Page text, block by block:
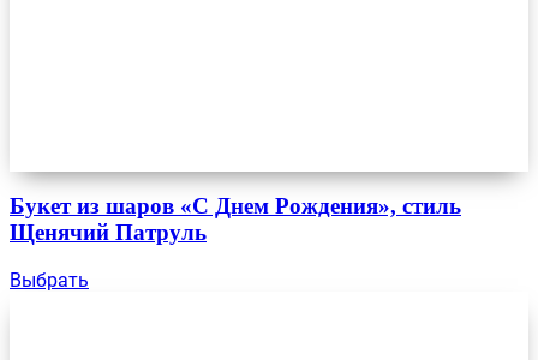
Букет из шаров «С Днем Рождения», стиль
Щенячий Патруль
Выбрать